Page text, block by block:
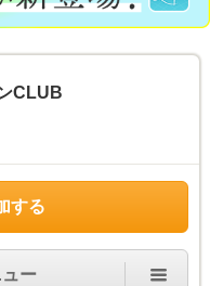
CLUB
する
ー